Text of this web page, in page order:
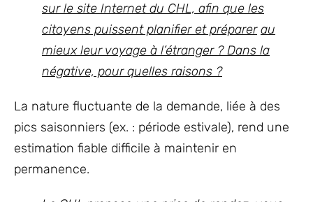
sur le site Internet du CHL, afin que les
citoyens puissent planifier et préparer au
mieux leur voyage à l’étranger ? Dans la
négative, pour quelles raisons ?
La nature fluctuante de la demande, liée à des
pics saisonniers (ex. : période estivale), rend une
estimation fiable difficile à maintenir en
permanence.